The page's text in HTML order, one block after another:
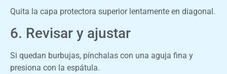
Quita la capa protectora superior lentamente en diagonal.
6. Revisar y ajustar
Si quedan burbujas, pínchalas con una aguja fina y
presiona con la espátula.